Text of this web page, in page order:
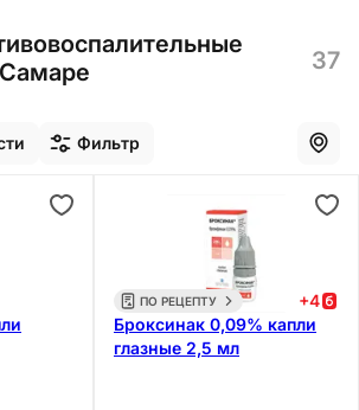
37
Фильтр
ПО РЕЦЕПТУ +4
Броксинак 0,09% капли
глазные 2,5 мл